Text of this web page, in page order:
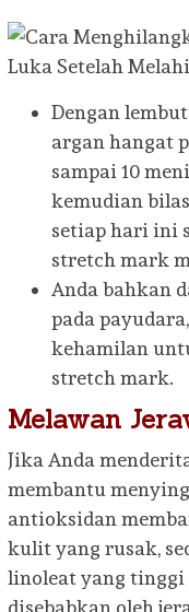
Dengan
argan hangat
sampai 10
kemudian
setiap hari ini
stretch mark
Anda bahkan
pada
kehamilan
stretch mark.
Melawan
Jika Anda
membantu
antioksidan
kulit yang rusak,
linoleat yang tinggi
disebabkan oleh